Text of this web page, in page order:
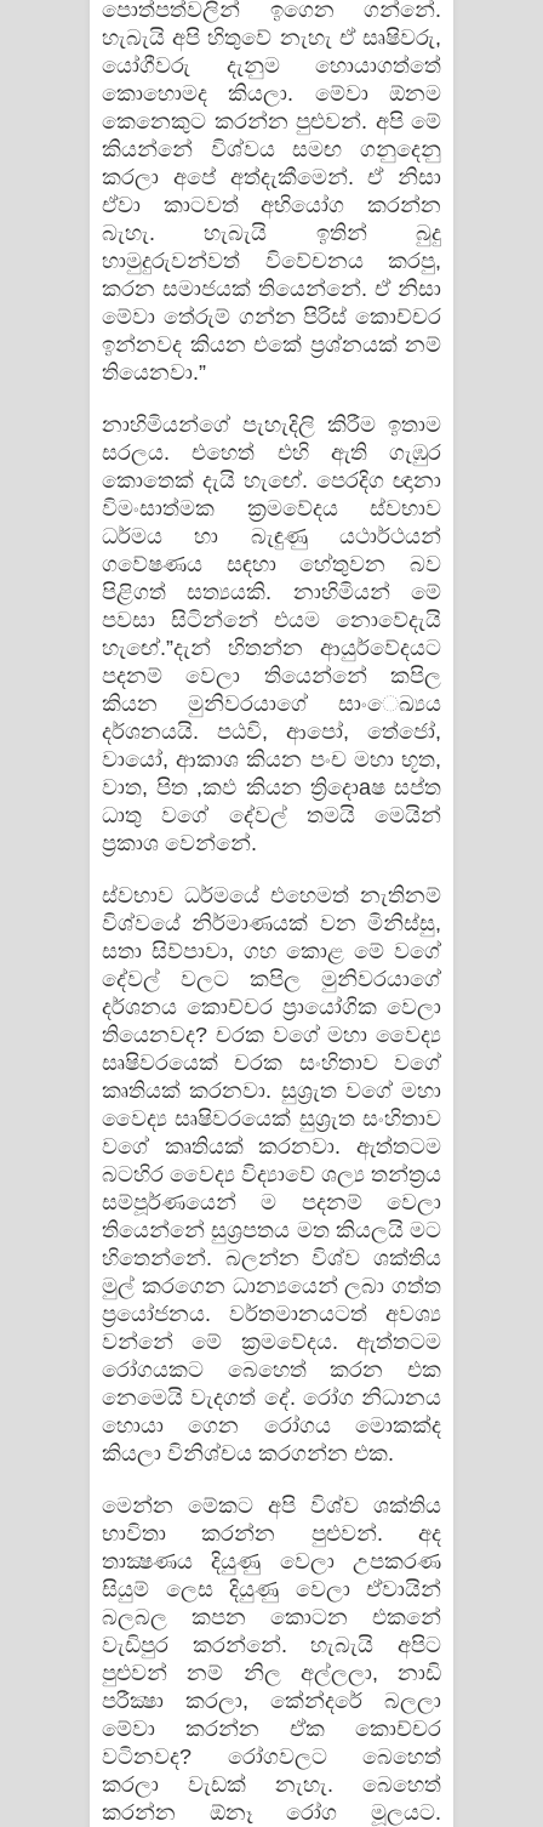
පොත්පත්වලින් ඉගෙන ගන්නේ.
හැබැයි අපි හිතුවේ නැහැ ඒ සෘෂිවරු,
යෝගීවරු දැනුම හොයාගත්තේ
කොහොමද කියලා. මේවා ඕනම
කෙනෙකුට කරන්න පුළුවන්. අපි මේ
කියන්නේ විශ්වය සමඟ ගනුදෙනු
කරලා අපේ අත්දැකීමෙන්. ඒ නිසා
ඒවා කාටවත් අභියෝග කරන්න
බැහැ. හැබැයි ඉතින් බුදු
හාමුදුරුවන්වත් විවේචනය කරපු,
කරන සමාජයක්‌ තියෙන්නේ. ඒ නිසා
මේවා තේරුම් ගන්න පිරිස්‌ කොච්චර
ඉන්නවද කියන එකේ ප්‍රශ්නයක්‌ නම්
තියෙනවා.”
නාහිමියන්ගේ පැහැදිලි කිරීම ඉතාම
සරලය. එහෙත් එහි ඇති ගැඹුර
කොතෙක්‌ දැයි හැඟේ. පෙරදිග ඥානා
විමංසාත්මක ක්‍රමවේදය ස්‌වභාව
ධර්මය හා බැඳුණු යථාර්ථයන්
ගවේෂණය සඳහා හේතුවන බව
පිළිගත් සත්‍යයකි. නාහිමියන් මේ
පවසා සිටින්නේ එයම නොවේදැයි
හැඟේ.”දැන් හිතන්න ආයුර්වේදයට
පදනම් වෙලා තියෙන්නේ කපිල
කියන මුනිවරයාගේ සාංෙඛ්‍යය
දර්ශනයයි. පඨවි, ආපෝ, තේජෝ,
වායෝ, ආකාශ කියන පංච මහා භූත,
වාත, පිත ,කඵ කියන ත්‍රිදොaෂ සප්ත
ධාතු වගේ දේවල් තමයි මෙයින්
ප්‍රකාශ වෙන්නේ.
ස්‌වභාව ධර්මයේ එහෙමත් නැතිනම්
විශ්වයේ නිර්මාණයක්‌ වන මිනිස්‌සු,
සතා සිව්පාවා, ගහ කොළ මේ වගේ
දේවල් වලට කපිල මුනිවරයාගේ
දර්ශනය කොච්චර ප්‍රායෝගික වෙලා
තියෙනවද? චරක වගේ මහා වෛද්‍ය
සෘෂිවරයෙක්‌ චරක සංහිතාව වගේ
කෘතියක්‌ කරනවා. සුශ්‍රැත වගේ මහා
වෛද්‍ය සෘෂිවරයෙක්‌ සුශ්‍රැත සංහිතාව
වගේ කෘතියක්‌ කරනවා. ඇත්තටම
බටහිර වෛද්‍ය විද්‍යාවේ ශල්‍ය තන්ත්‍රය
සම්පූර්ණයෙන් ම පදනම් වෙලා
තියෙන්නේ සුශ්‍රපතය මත කියලයි මට
හිතෙන්නේ. බලන්න විශ්ව ශක්‌තිය
මුල් කරගෙන ධාන්‍යයෙන් ලබා ගත්ත
ප්‍රයෝජනය. වර්තමානයටත් අවශ්‍ය
වන්නේ මේ ක්‍රමවේදය. ඇත්තටම
රෝගයකට බෙහෙත් කරන එක
නෙමෙයි වැදගත් දේ. රෝග නිධානය
හොයා ගෙන රෝගය මොකක්‌ද
කියලා විනිශ්චය කරගන්න එක.
මෙන්න මේකට අපි විශ්ව ශක්‌තිය
භාවිතා කරන්න පුළුවන්. අද
තාක්‍ෂණය දියුණු වෙලා උපකරණ
සියුම් ලෙස දියුණු වෙලා ඒවායින්
බලබල කපන කොටන එකනේ
වැඩිපුර කරන්නේ. හැබැයි අපිට
පුළුවන් නම් නිල අල්ලලා, නාඩි
පරීක්‍ෂා කරලා, කේන්දරේ බලලා
මේවා කරන්න ඒක කොච්චර
වටිනවද? රෝගවලට බෙහෙත්
කරලා වැඩක්‌ නැහැ. බෙහෙත්
කරන්න ඕනෑ රෝග මූලයට.